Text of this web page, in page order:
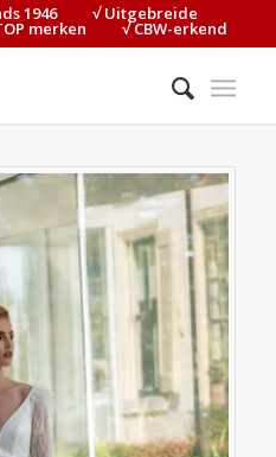
1946⠀⠀⠀√ Uitgebreide
merken⠀⠀⠀√ CBW-erkend